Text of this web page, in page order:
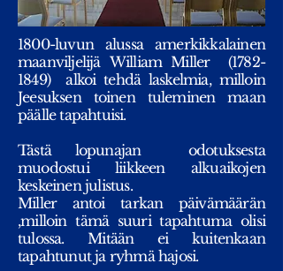
1800-luvun alussa amerkikkalainen
maanviljelijä William Miller (1782-
1849)alkoi tehdä laskelmia, milloin
Jeesuksen toinen tuleminen maan
päälle tapahtuisi.
Tästä lopunajan odotuksesta
muodostui liikkeen alkuaikojen
keskeinen julistus.
Miller antoi tarkan päivämäärän
,milloin tämä suuri tapahtuma olisi
tulossa. Mitään ei kuitenkaan
tapahtunut ja ryhmä hajosi.